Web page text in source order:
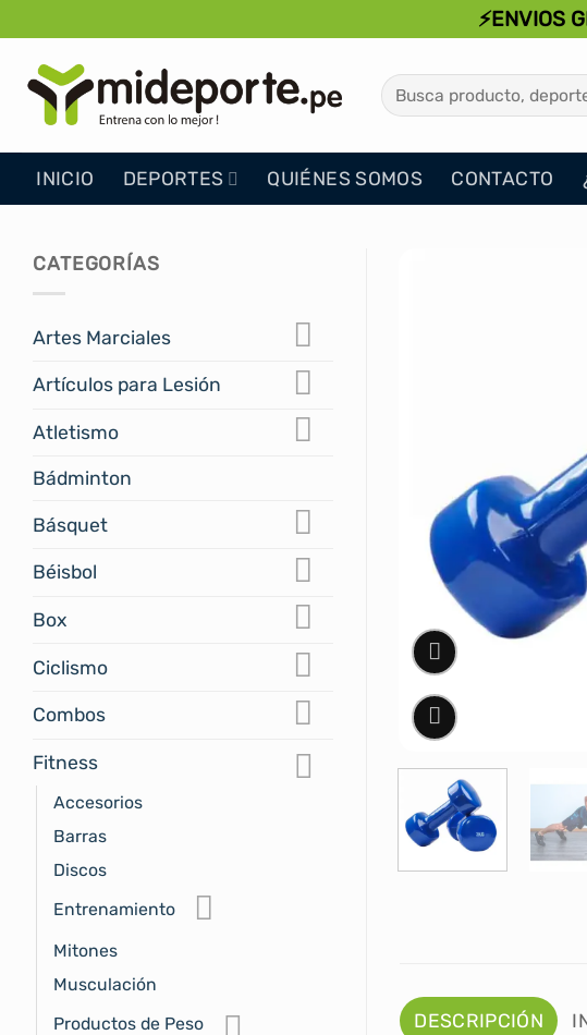
al
contenido
⚡ENVIOS
Buscar
por:
INICIO DEPORTES QUIÉNES SOMOS CONTACTO
CATEGORÍAS
Artes Marciales
Artículos para Lesión
Atletismo
Bádminton
Básquet
Béisbol
Box
Ciclismo
Combos
Fitness
Accesorios
Barras
Discos
Entrenamiento
Mitones
Musculación
Productos de Peso
DESCRIPCIÓN